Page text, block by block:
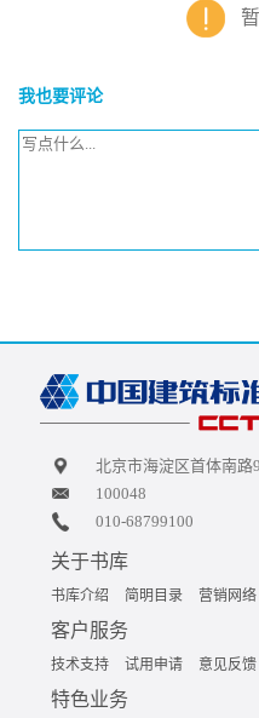
我也要评论
北京市海淀区首体南路
100048
010-68799100
关于书库
书库介绍 简明目录 营销网络
客户服务
技术支持 试用申请 意见反馈
特色业务